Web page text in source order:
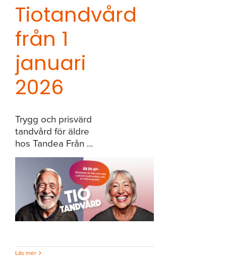
Tiotandvård
från 1
januari
2026
Trygg och prisvärd
tandvård för äldre
hos Tandea Från ...
Läs mer